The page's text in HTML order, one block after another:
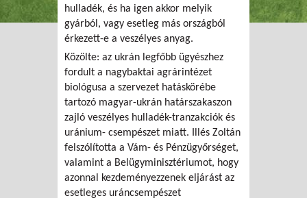
hulladék, és ha igen akkor melyik
gyárból, vagy esetleg más országból
érkezett-e a veszélyes anyag.
Közölte: az ukrán legfőbb ügyészhez
fordult a nagybaktai agrárintézet
biológusa a szervezet hatáskörébe
tartozó magyar-ukrán határszakaszon
zajló veszélyes hulladék-tranzakciók és
uránium- csempészet miatt. Illés Zoltán
felszólította a Vám- és Pénzügyőrséget,
valamint a Belügyminisztériumot, hogy
azonnal kezdeményezzenek eljárást az
esetleges uráncsempészet